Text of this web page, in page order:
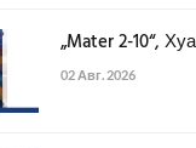
„Mater 2-10“,
02 Авг. 2026